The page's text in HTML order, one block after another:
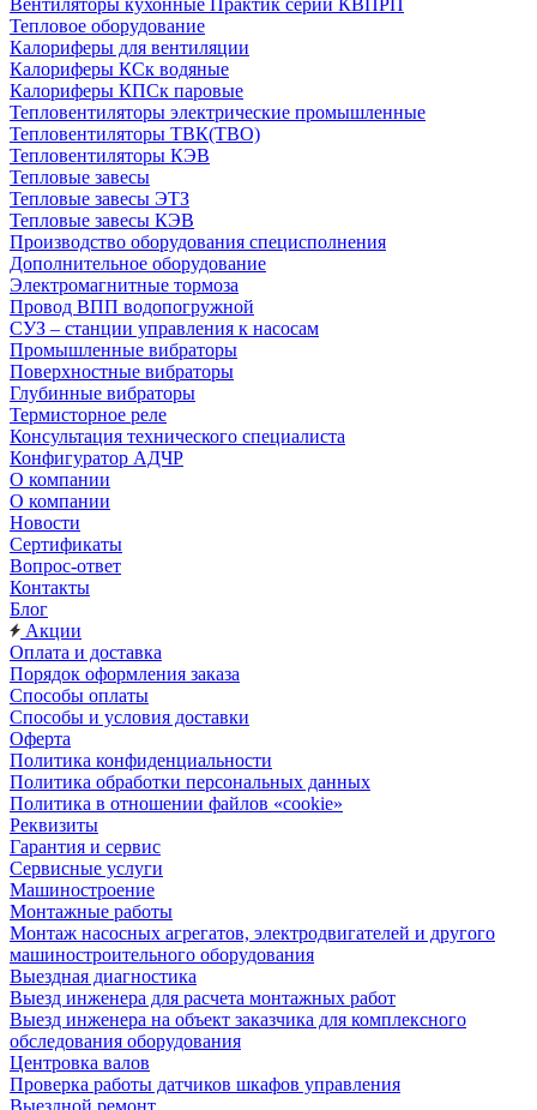
Вентиляторы кухонные Практик серии КВПРП
Тепловое оборудование
Калориферы для вентиляции
Калориферы КСк водяные
Калориферы КПСк паровые
Тепловентиляторы электрические промышленные
Тепловентиляторы ТВК(ТВО)
Тепловентиляторы КЭВ
Тепловые завесы
Тепловые завесы ЭТЗ
Тепловые завесы КЭВ
Производство оборудования специсполнения
Дополнительное оборудование
Электромагнитные тормоза
Провод ВПП водопогружной
СУЗ – станции управления к насосам
Промышленные вибраторы
Поверхностные вибраторы
Глубинные вибраторы
Термисторное реле
Консультация технического специалиста
Конфигуратор АДЧР
О компании
О компании
Новости
Сертификаты
Вопрос-ответ
Контакты
Блог
Акции
Оплата и доставка
Порядок оформления заказа
Способы оплаты
Способы и условия доставки
Оферта
Политика конфиденциальности
Политика обработки персональных данных
Политика в отношении файлов «cookie»
Реквизиты
Гарантия и сервис
Сервисные услуги
Машиностроение
Монтажные работы
Монтаж насосных агрегатов, электродвигателей и другого
машиностроительного оборудования
Выездная диагностика
Выезд инженера для расчета монтажных работ
Выезд инженера на объект заказчика для комплексного
обследования оборудования
Центровка валов
Проверка работы датчиков шкафов управления
Выездной ремонт